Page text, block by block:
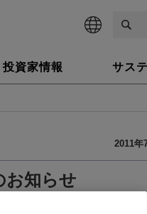
投資家情報 サス
2011年
お知らせ